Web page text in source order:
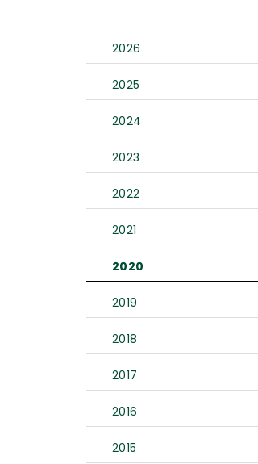
2026
2025
2024
2023
2022
2021
2020
2019
2018
2017
2016
2015